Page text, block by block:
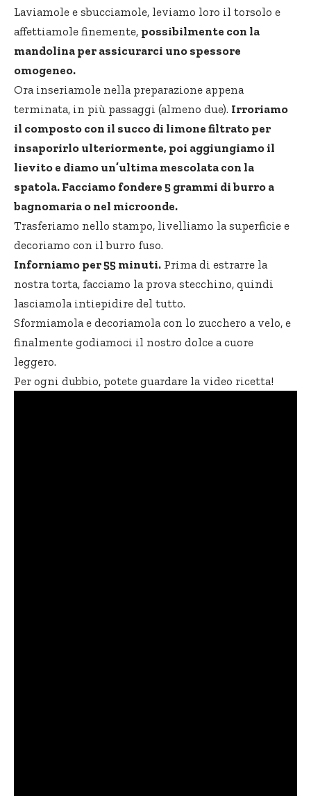
Laviamole e sbucciamole, leviamo loro il torsolo e
affettiamole finemente, possibilmente con la
mandolina per assicurarci uno spessore
omogeneo.
Ora inseriamole nella preparazione appena
terminata, in più passaggi (almeno due). Irroriamo
il composto con il succo di limone filtrato per
insaporirlo ulteriormente, poi aggiungiamo il
lievito e diamo un’ultima mescolata con la
spatola. Facciamo fondere 5 grammi di burro a
bagnomaria o nel microonde.
Trasferiamo nello stampo, livelliamo la superficie e
decoriamo con il burro fuso.
Inforniamo per 55 minuti. Prima di estrarre la
nostra torta, facciamo la prova stecchino, quindi
lasciamola intiepidire del tutto.
Sformiamola e decoriamola con lo zucchero a velo, e
finalmente godiamoci il nostro dolce a cuore
leggero.
Per ogni dubbio, potete guardare la video ricetta!